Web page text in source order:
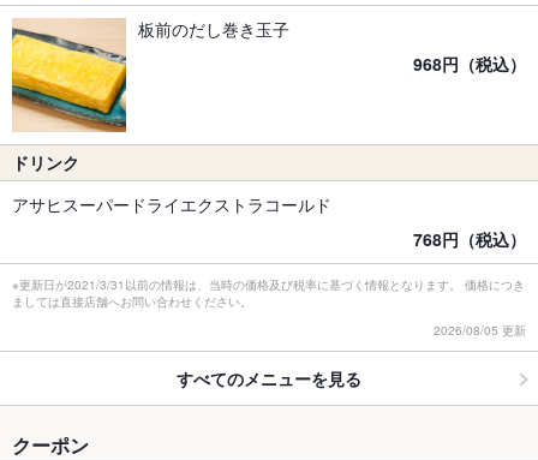
板前のだし巻き玉子
968円（税込）
ドリンク
アサヒスーパードライエクストラコールド
768円（税込）
※更新日が2021/3/31以前の情報は、当時の価格及び税率に基づく情報となります。 価格につき
ましては直接店舗へお問い合わせください。
2026/08/05 更新
すべてのメニューを見る
クーポン